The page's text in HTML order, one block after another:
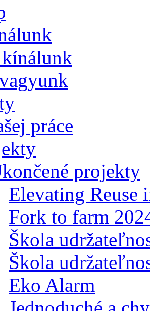
práce
projekty
Elevating Reuse
Fork to farm
Škola
Škola
Eko Alarm